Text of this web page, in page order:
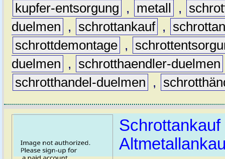
kupfer-entsorgung
, metall ,
duelmen
, schrottankauf ,
schrottdemontage ,
duelmen
, schrotthaendler-duelmen
schrotthandel-duelmen
,
Schrottankauf